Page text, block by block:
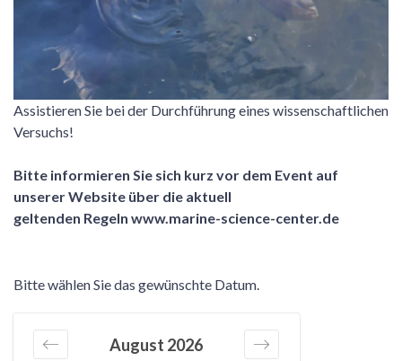
Assistieren Sie bei der Durchführung eines wissenschaftlichen
Versuchs!
Bitte informieren Sie sich kurz vor dem Event auf
unserer Website über die aktuell
geltenden Regeln www.marine-science-center.de
Bitte wählen Sie das gewünschte Datum.
August 2026